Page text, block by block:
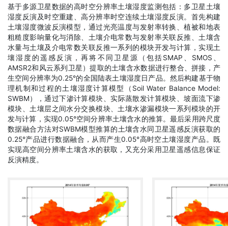
基于多源卫星数据的高时空分辨率土壤湿度监测包括：多卫星土壤
湿度反演及时空重建、高分辨率时空连续土壤湿度反演。首先构建
土壤湿度微波反演模型，通过光亮温度与发射率转换、植被和地表
粗糙度影响量化与消除、土壤介电常数与发射率关联反推、土壤含
水量与土壤及介电常数关联反推一系列的模块开发与计算，实现土
壤湿度的遥感反演，再将不同卫星源（包括SMAP、SMOS、
AMSR2和风云系列卫星）提取的土壤含水数据进行整合、拼接，产
生空间分辨率为0.25°的全国陆表土壤湿度日产品。然后构建基于物
理机制和过程的土壤湿度计算模型（Soil Water Balance Model:
SWBM），通过下渗计算模块、实际蒸散发计算模块、坡面流下渗
模块、土壤层之间水分交换模块、土壤水渗漏模块一系列模块的开
发与计算，实现0.05°空间分辨率土壤含水的推算。最后采用跨尺度
数据融合方法对SWBM模型推算的土壤含水同卫星遥感反演获取的
0.25°产品进行数据融合，从而产生0.05°高时空土壤湿度产品。既
实现高空间分辨率土壤含水的获取，又充分采用卫星遥感信息保证
反演精度。